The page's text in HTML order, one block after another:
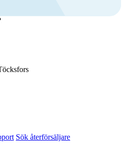
Sök återförsäljare